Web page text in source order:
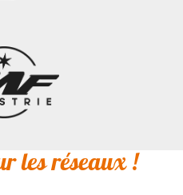
les réseaux !